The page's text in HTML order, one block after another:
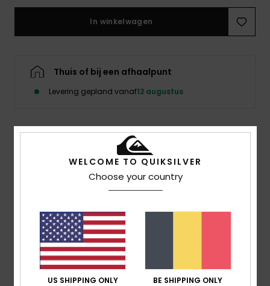
In winkelwagen
Thuis of bij een afhaalpunt
Levering gepland vanaf12 augustus
Het begon met een penseelstreek. Het veranderde de
wereld. De Young Guns-beweging, die stijl en prestaties
later gaat de revolutie verder.
Details & functies
WELCOME TO QUIKSILVER
Choose your country
US SHIPPING ONLY BE SHIPPING ONLY